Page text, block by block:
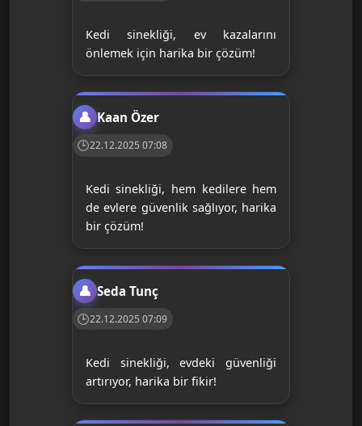
Kedi sinekliği, ev kazalarını
önlemek için harika bir çözüm!
Kaan Özer
22.12.2025 07:08
Kedi sinekliği, hem kedilere hem
de evlere güvenlik sağlıyor, harika
bir çözüm!
Seda Tunç
22.12.2025 07:09
Kedi sinekliği, evdeki güvenliği
artırıyor, harika bir fikir!